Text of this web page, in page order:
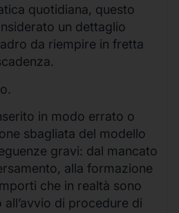
quotidiana, questo
un dettaglio
da riempire in fretta
in modo errato o
sbagliata del modello
gravi: dal mancato
alla formazione
che in realtà sono
di procedure di